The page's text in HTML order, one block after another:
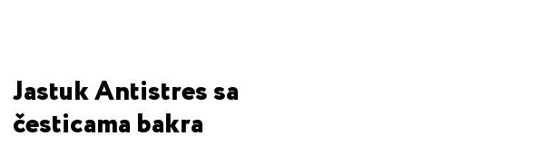
Jastuk Antistres sa
česticama bakra